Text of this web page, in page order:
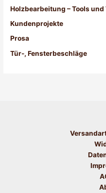
Holzbearbeitung – Tools und
Kundenprojekte
Prosa
Tür-, Fensterbeschläge